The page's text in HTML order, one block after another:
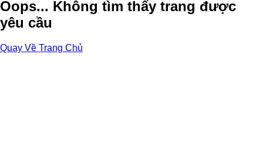
Oops... Không tìm thấy trang được
yêu cầu
Quay Về Trang Chủ